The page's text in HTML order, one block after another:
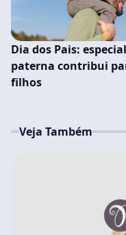
Dia dos Pais:
paterna contribui
filhos
Veja Também